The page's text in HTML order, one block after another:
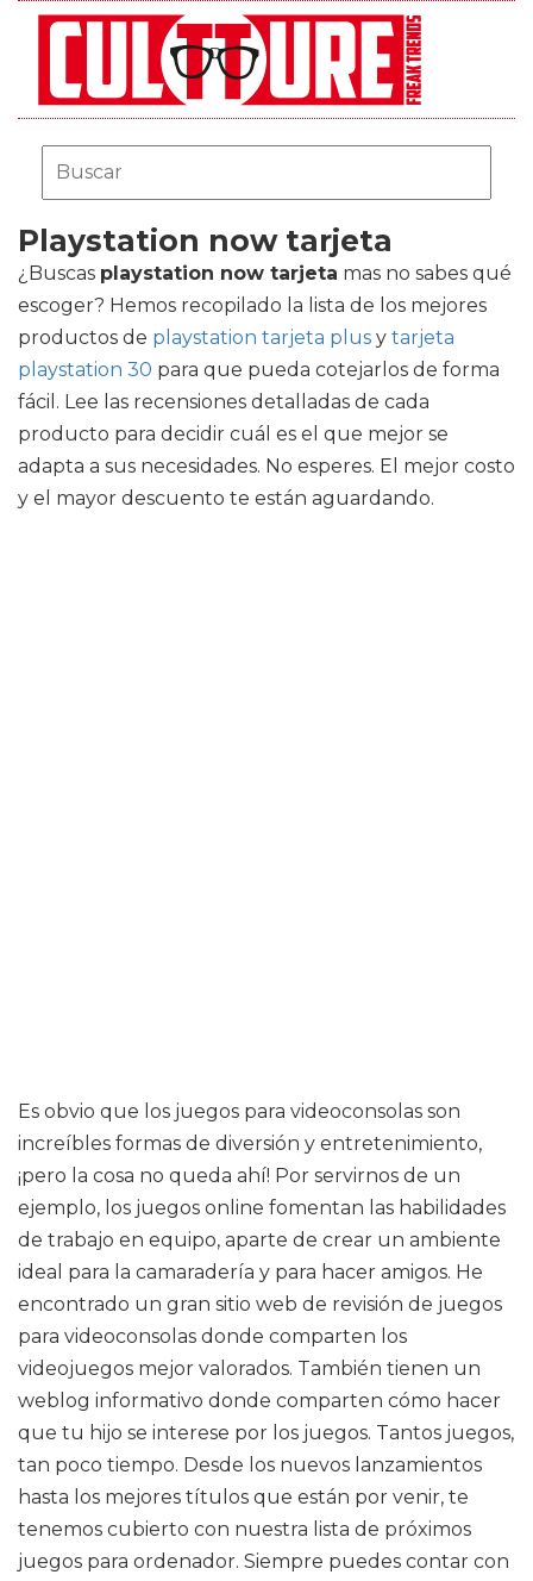
Playstation now tarjeta
¿Buscas playstation now tarjeta mas no sabes qué
escoger? Hemos recopilado la lista de los mejores
productos de playstation tarjeta plus y tarjeta
playstation 30 para que pueda cotejarlos de forma
fácil. Lee las recensiones detalladas de cada
producto para decidir cuál es el que mejor se
adapta a sus necesidades. No esperes. El mejor costo
y el mayor descuento te están aguardando.
Es obvio que los juegos para videoconsolas son
increíbles formas de diversión y entretenimiento,
¡pero la cosa no queda ahí! Por servirnos de un
ejemplo, los juegos online fomentan las habilidades
de trabajo en equipo, aparte de crear un ambiente
ideal para la camaradería y para hacer amigos. He
encontrado un gran sitio web de revisión de juegos
para videoconsolas donde comparten los
videojuegos mejor valorados. También tienen un
weblog informativo donde comparten cómo hacer
que tu hijo se interese por los juegos. Tantos juegos,
tan poco tiempo. Desde los nuevos lanzamientos
hasta los mejores títulos que están por venir, te
tenemos cubierto con nuestra lista de próximos
juegos para ordenador. Siempre puedes contar con